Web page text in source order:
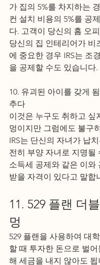
가 집의 5%를 차지하는
컨 설치 비용의 5%를 공
다. 고객이 당신의 홈 오
당신의 집 인테리어가 비
에 중요한 경우 IRS는 조
을 공제할 수도 있습니다.
10. 유괴된 아이를 갖게
추다
이것은 누구도 취하고 싶
멍이지만 그럼에도 불구
IRS는 단신의 자녀가 납
전히 부양 자녀로 지명될
소득세 공제와 같은 이와
받을 자격이 있다고 말합
11. 529 플랜 더
멍
529 플랜을 사용하여 대
할 때 투자한 돈으로 벌
해 세금을 내지 않아도